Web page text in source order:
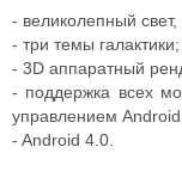
- великолепный
- три темы галактики;
- 3D аппаратный
- поддержка всех
управлением
- Android 4.0.